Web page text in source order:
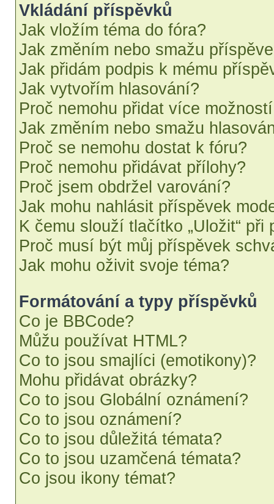
Vkládání příspěvků
Jak vložím téma do fóra?
Jak změním nebo smažu
Jak přidám podpis k mému
Jak vytvořím hlasování?
Proč nemohu přidat více
Jak změním nebo smažu
Proč se nemohu dostat k fóru?
Proč nemohu přidávat přílohy?
Proč jsem obdržel varování?
Jak mohu nahlásit příspěvek
K čemu slouží tlačítko „Uložit“
Proč musí být můj příspěvek
Jak mohu oživit svoje téma?
Formátování a typy příspěvků
Co je BBCode?
Můžu používat HTML?
Co to jsou smajlíci (emotikony)?
Mohu přidávat obrázky?
Co to jsou Globální oznámení?
Co to jsou oznámení?
Co to jsou důležitá témata?
Co to jsou uzamčená témata?
Co jsou ikony témat?